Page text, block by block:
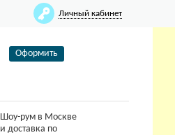
Личный кабинет
Оформить
Шоу-рум в Москве
и доставка по